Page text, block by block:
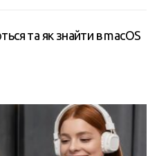
та як знайти в macOS